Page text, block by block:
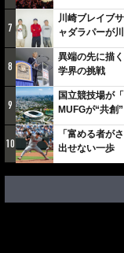
7
川崎ブレイブ
ャダラパーが
しみでしかな
8
異端の先に描
学界の挑戦
9
国立競技場が
MUFGが“共創
10
「富める者が
出せない一歩